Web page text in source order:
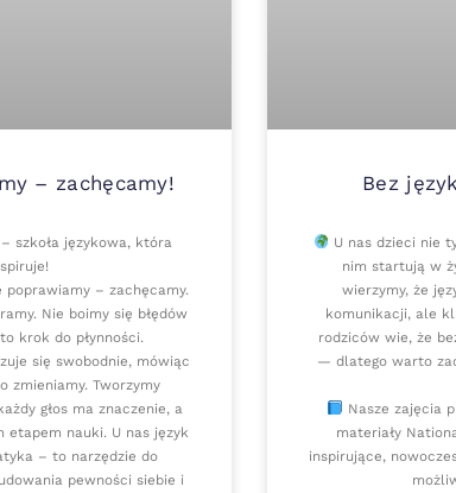
– zachęcamy!
szkoła językowa, która
poprawiamy – zachęcamy.
Nie boimy się błędów
krok do płynności.
się swobodnie, mówiąc
zmieniamy. Tworzymy
głos ma znaczenie, a
etapem nauki. U nas język
– to narzędzie do
pewności siebie i
Bez
U nas dzieci nie
nim startują w
wierzymy, że
komunikacji, ale
rodziców wie, że
— dlatego warto
Nasze zajęcia
materiały
inspirujące,